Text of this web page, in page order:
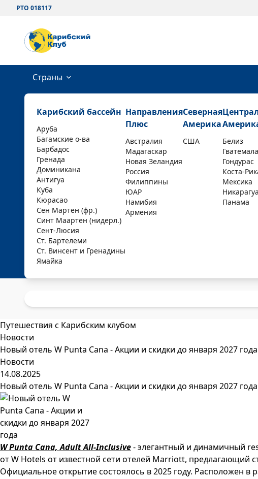
РТО 018117
Страны
Карибский бассейн
Аруба
Багамские о-ва
Барбадос
Гренада
Доминикана
Антигуа
Куба
Кюрасао
Сен Мартен (фр.)
Синт Маартен (нидерл.)
Сент-Люсия
Ст. Бартелеми
Ст. Винсент и Гренадины
Ямайка
Направления
Плюс
Австралия
Мадагаскар
Новая Зеландия
Россия
Филиппины
ЮАР
Намибия
Армения
Северная
Америка
США
Белиз
Гватемала
Гондурас
Коста-
Мексика
Никарагуа
Панама
Путешествия с Карибским клубом
Новости
Новый отель W Punta Cana - Aкции и скидки до января 2027 года
Новости
14.08.2025
Новый отель W Punta Cana - Aкции и скидки до января 2027 года
W Punta Cana, Adult All-Inclusive- элегантный и динамичный
от W Hotels от известной сети отелей Marriott, предлагающий
Официальное открытие состоялось в 2025 году. Расположен в